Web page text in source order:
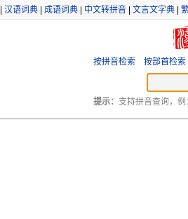
汉语词典| 成语词典| 中文转拼音| 文言文字典|
按拼音检索 按部首检索
提示： 支持拼音查询，例